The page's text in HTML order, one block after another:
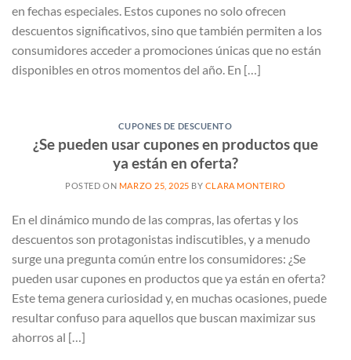
en fechas especiales. Estos cupones no solo ofrecen
descuentos significativos, sino que también permiten a los
consumidores acceder a promociones únicas que no están
disponibles en otros momentos del año. En […]
CUPONES DE DESCUENTO
¿Se pueden usar cupones en productos que
ya están en oferta?
POSTED ON MARZO 25, 2025 BY CLARA MONTEIRO
En el dinámico mundo de las compras, las ofertas y los
descuentos son protagonistas indiscutibles, y a menudo
surge una pregunta común entre los consumidores: ¿Se
pueden usar cupones en productos que ya están en oferta?
Este tema genera curiosidad y, en muchas ocasiones, puede
resultar confuso para aquellos que buscan maximizar sus
ahorros al […]